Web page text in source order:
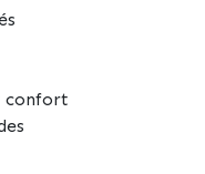
confort